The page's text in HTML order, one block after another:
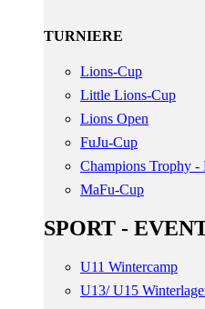
TURNIERE
Lions-Cup
Little Lions-Cup
Lions Open
FuJu-Cup
Champions Trophy -
MaFu-Cup
SPORT -
U11 Wintercamp
U13/ U15